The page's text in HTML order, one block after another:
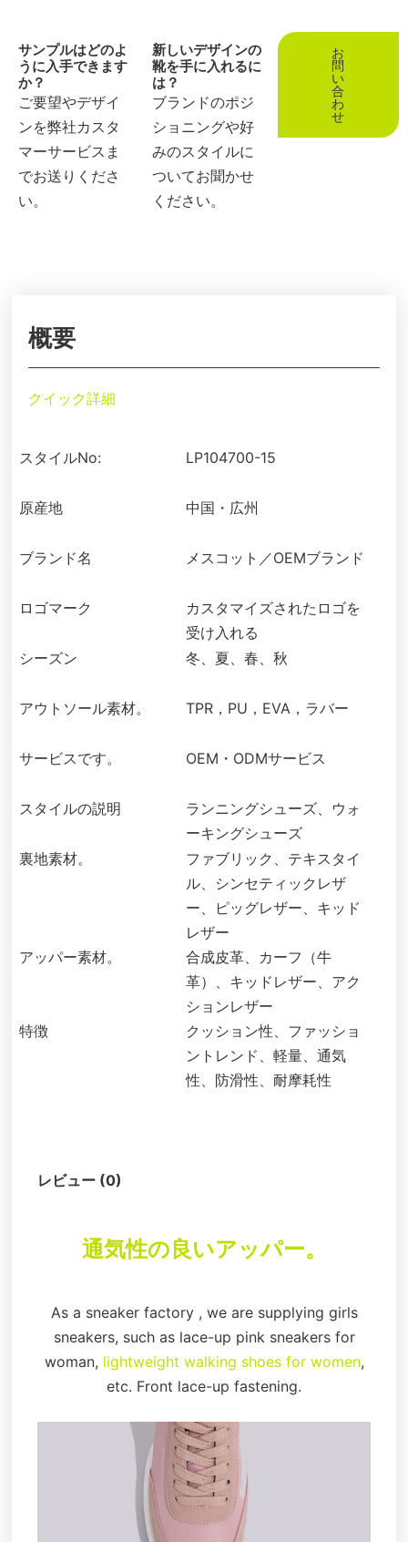
サンプルはどのよ
うに入手できます
か？
ご要望やデザイ
ンを弊社カスタ
マーサービスま
でお送りくださ
い。
新しいデザインの
靴を手に入れるに
は？
ブランドのポジ
ショニングや好
みのスタイルに
ついてお聞かせ
ください。
お
問
い
合
わ
せ
概要
クイック詳細
スタイルNo: LP104700-15
原産地 中国・広州
ブランド名 メスコット／OEMブランド
ロゴマーク
カスタマイズされたロゴを
受け入れる
シーズン
冬、夏、春、秋
アウトソール素材。 TPR，PU，EVA，ラバー
サービスです。 OEM・ODMサービス
スタイルの説明
ランニングシューズ、ウォ
ーキングシューズ
裏地素材。
ファブリック、テキスタイ
ル、シンセティックレザ
ー、ピッグレザー、キッド
レザー
アッパー素材。
合成皮革、カーフ（牛
革）、キッドレザー、アク
ションレザー
特徴
クッション性、ファッショ
ントレンド、軽量、通気
性、防滑性、耐摩耗性
レビュー (0)
通気性の良いアッパー。
As a sneaker factory , we are supplying girls
sneakers, such as lace-up pink sneakers for
woman, lightweight walking shoes for women,
etc. Front lace-up fastening.